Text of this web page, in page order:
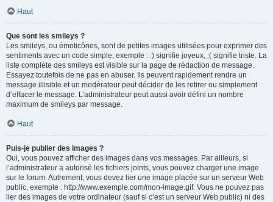
Haut
Que sont les smileys ?
Les smileys, ou émoticônes, sont de petites images utilisées pour exprimer des
sentiments avec un code simple, exemple : :) signifie joyeux, :( signifie triste. La
liste complète des smileys est visible sur la page de rédaction de message.
Essayez toutefois de ne pas en abuser. Ils peuvent rapidement rendre un
message illisible et un modérateur peut décider de les retirer ou simplement
d’effacer le message. L’administrateur peut aussi avoir défini un nombre
maximum de smileys par message.
Haut
Puis-je publier des images ?
Oui, vous pouvez afficher des images dans vos messages. Par ailleurs, si
l’administrateur a autorisé les fichiers joints, vous pouvez charger une image
sur le forum. Autrement, vous devez lier une image placée sur un serveur Web
public, exemple : http://www.exemple.com/mon-image.gif. Vous ne pouvez pas
lier des images de votre ordinateur (sauf si c’est un serveur Web public) ni des